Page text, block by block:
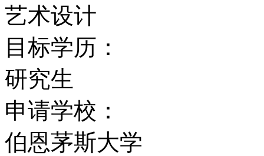
达使得伯恩茅斯吸引了
客、会议代表、商业人
的学生。
学校设施
艺术设计
目标学历：
研究生
申请学校：
伯恩茅斯大学